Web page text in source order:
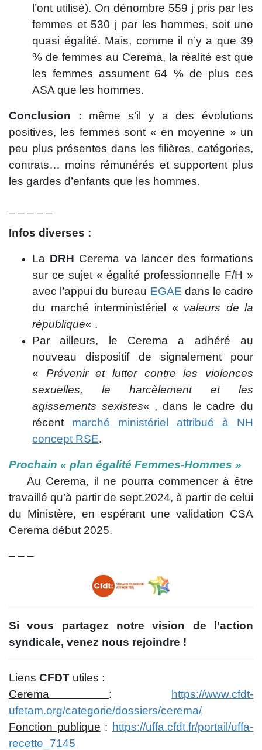
l’ont utilisé). On dénombre 559 j pris par les
femmes et 530 j par les hommes, soit une
quasi égalité. Mais, comme il n’y a que 39
% de femmes au Cerema, la réalité est que
les femmes assument 64 % de plus ces
ASA que les hommes.
Conclusion : même s’il y a des évolutions
positives, les femmes sont « en moyenne » un
peu plus présentes dans les filières, catégories,
contrats… moins rémunérés et supportent plus
les gardes d’enfants que les hommes.
Infos diverses :
La DRH Cerema va lancer des formations
sur ce sujet « égalité professionnelle F/H »
avec l’appui du bureau EGAE dans le cadre
du marché interministériel « valeurs de la
république« .
Par ailleurs, le Cerema a adhéré au
nouveau dispositif de signalement pour
« Prévenir et lutter contre les violences
sexuelles, le harcèlement et les
agissements sexistes« , dans le cadre du
récent marché ministériel attribué à NH
concept RSE.
Prochain « plan égalité Femmes-Hommes »
Au Cerema, il ne pourra commencer à être
travaillé qu’à partir de sept.2024, à partir de celui
du Ministère, en espérant une validation CSA
Cerema début 2025.
– – –
Si vous partagez notre vision de l’action
syndicale, venez nous rejoindre !
Liens CFDT utiles :
Cerema : https://www.cfdt-
ufetam.org/categorie/dossiers/cerema/
Fonction publique : https://uffa.cfdt.fr/portail/uffa-
recette_7145